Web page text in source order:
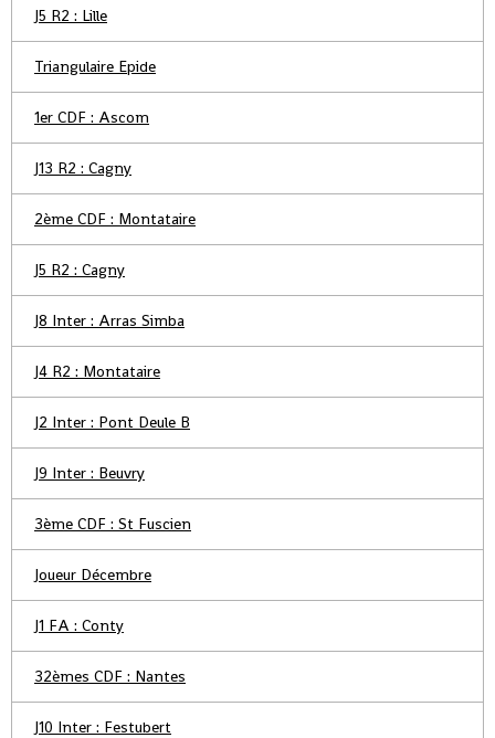
J5 R2 : Lille
Triangulaire Epide
1er CDF : Ascom
J13 R2 : Cagny
2ème CDF : Montataire
J5 R2 : Cagny
J8 Inter : Arras Simba
J4 R2 : Montataire
J2 Inter : Pont Deule B
J9 Inter : Beuvry
3ème CDF : St Fuscien
Joueur Décembre
J1 FA : Conty
32èmes CDF : Nantes
J10 Inter : Festubert